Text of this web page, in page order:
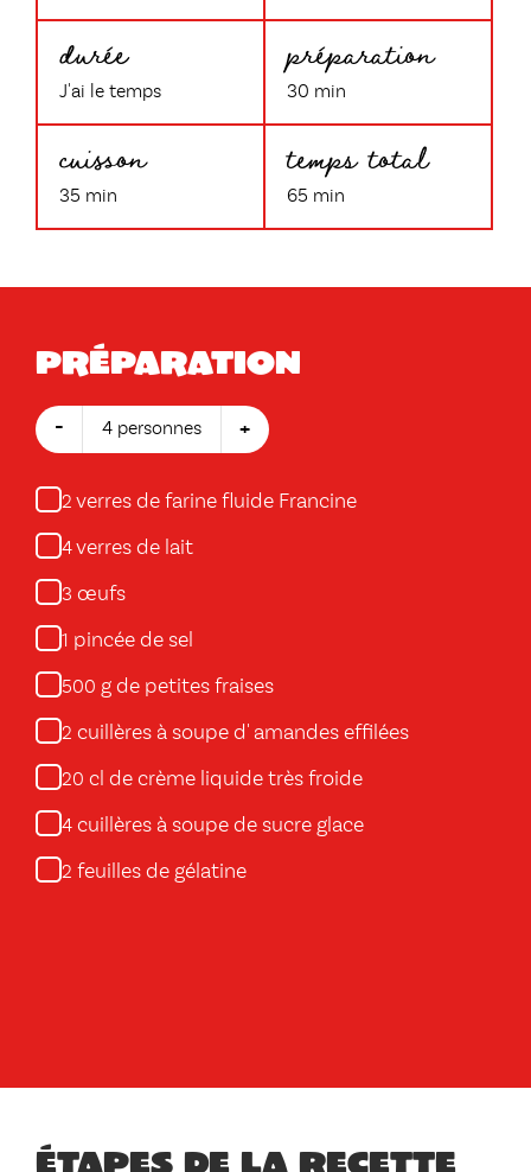
durée
J'ai le temps
préparation
30 min
cuisson
35 min
temps total
65 min
Préparation
- 4 personnes +
2 verres de farine fluide Francine
4verres de lait
3 œufs
1 pincée de sel
500 g de petites fraises
2 cuillères à soupe d' amandes effilées
20 cl de crème liquide très froide
4 cuillères à soupe de sucre glace
2 feuilles de gélatine
Étapes de la recette